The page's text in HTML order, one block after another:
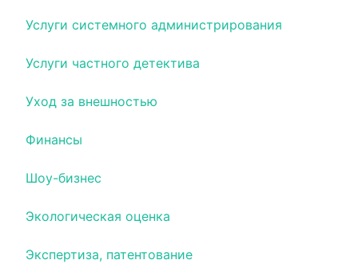
Услуги системного администрирования
Услуги частного детектива
Уход за внешностью
Финансы
Шоу-бизнес
Экологическая оценка
Экспертиза, патентование